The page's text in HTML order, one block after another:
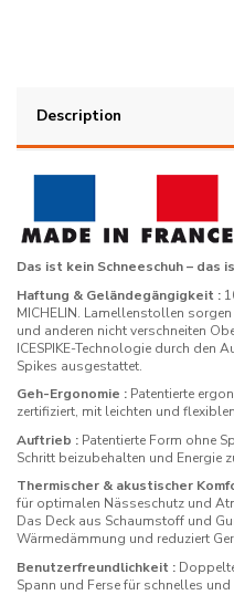
Description
Das ist kein Schneeschuh – das
Haftung & Geländegängigkeit :
MICHELIN. Lamellenstollen
und anderen nicht verschneiten
ICESPIKE-Technologie durch den
Spikes ausgestattet.
Geh-Ergonomie : Patentierte
zertifiziert, mit leichten und
Auftrieb : Patentierte Form ohne
Schritt beizubehalten und Energie
Thermischer & akustischer
für optimalen Nässeschutz und
Das Deck aus Schaumstoff und
Wärmedämmung und reduziert
Benutzerfreundlichkeit :
Spann und Ferse für schnelles